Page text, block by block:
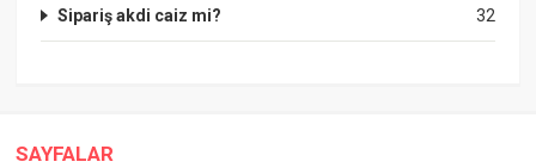
32
Sipariş akdi caiz mi?
SAYFALAR